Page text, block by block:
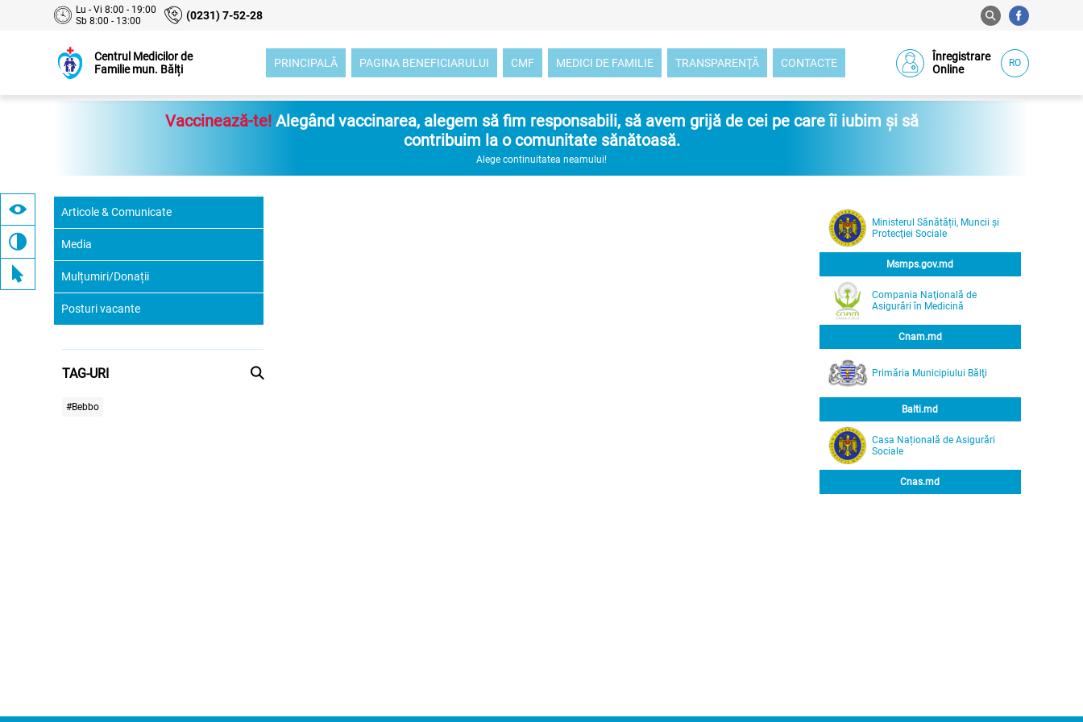
Lu - Vi 8:00 - 19:00
Sb 8:00 - 13:00
(0231) 7-52-28
Centrul Medicilor de
Familie mun. Bălți
PRINCIPALĂ PAGINA BENEFICIARULUI CMF MEDICI DE FAMILIE TRANSPARENŢĂ CONTACTE
Înregistrare
Online
RO
Vaccinează-te! Alegând vaccinarea, alegem să fim responsabili, să avem grijă de cei pe care îi iubim și să
contribuim la o comunitate sănătoasă.
Alege continuitatea neamului!
Articole & Comunicate
Media
Mulțumiri/Donații
Posturi vacante
TAG-URI
#Bebbo
Ministerul Sănătății, Muncii și
Protecţiei Sociale
Msmps.gov.md
Compania Naţională de
Asigurări în Medicină
Cnam.md
Primăria Municipiului Bălţi
Balti.md
Casa Națională de Asigurări
Sociale
Cnas.md